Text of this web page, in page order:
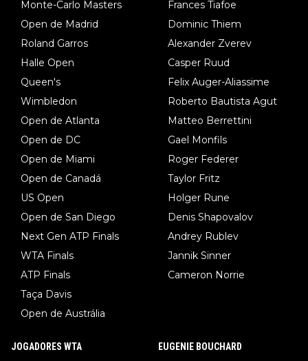
Monte-Carlo Masters
Open de Madrid
Roland Garros
Halle Open
Queen's
Wimbledon
Open de Atlanta
Open de DC
Open de Miami
Open de Canadá
US Open
Open de San Diego
Next Gen ATP Finals
WTA Finals
ATP Finals
Taça Davis
Open de Austrália
Frances Tiafoe
Dominic Thiem
Alexander Zverev
Casper Ruud
Felix Auger-Aliassime
Roberto Bautista Agut
Matteo Berrettini
Gael Monfils
Roger Federer
Taylor Fritz
Holger Rune
Denis Shapovalov
Andrey Rublev
Jannik Sinner
Cameron Norrie
JOGADORES WTA EUGENIE BOUCHARD